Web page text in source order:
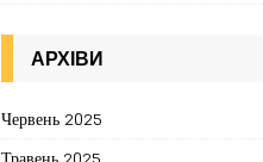
АРХІВИ
Червень 2025